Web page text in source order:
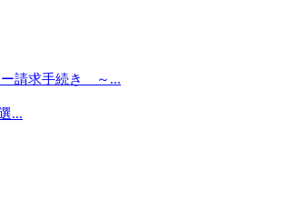
ー請求手続き ～...
...